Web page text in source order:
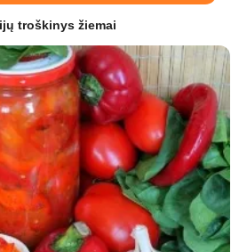
troškinys žiemai